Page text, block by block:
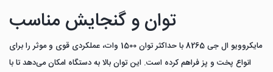
توان و گنجایش مناسب
مایکروویو ال جی 8265 با حداکثر توان 1500 وات، عملکردی قوی و موثر را برای
انواع پخت و پز فراهم کرده است. این توان بالا به دستگاه امکان می‌دهد تا با